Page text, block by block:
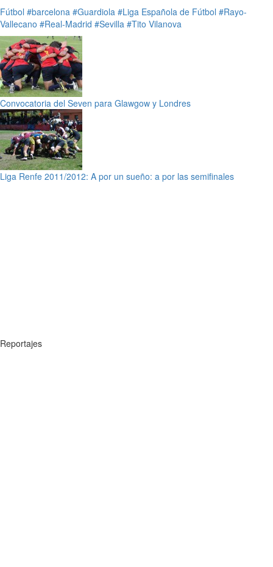
Fútbol #barcelona #Guardiola #Liga Española de Fútbol #Rayo-
Vallecano #Real-Madrid #Sevilla #Tito Vilanova
Convocatoria del Seven para Glawgow y Londres
Liga Renfe 2011/2012: A por un sueño: a por las semifinales
Reportajes